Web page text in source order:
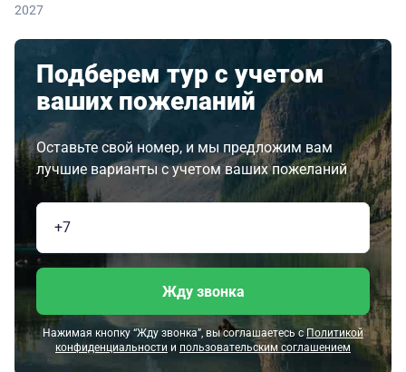
2027
Подберем тур с учетом
ваших пожеланий
Оставьте свой номер, и мы предложим вам
лучшие варианты с учетом ваших пожеланий
Жду звонка
Нажимая кнопку “Жду звонка”, вы соглашаетесь с Политикой
конфиденциальности и пользовательским соглашением